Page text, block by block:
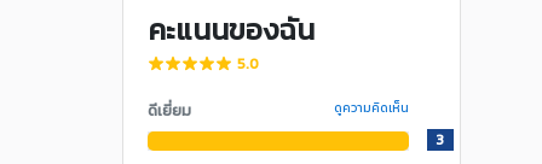
คะแนนของฉัน
5.0
ดีเยี่ยม ดูความคิดเห็น
3